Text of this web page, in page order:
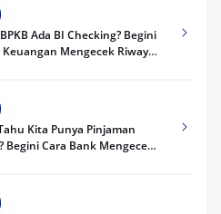
Ada BI Checking? Begini
Mengecek Riwayat
Kita Punya Pinjaman
Begini Cara Bank Mengecek